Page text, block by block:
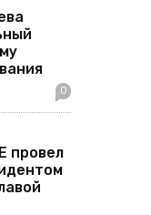
0
провел